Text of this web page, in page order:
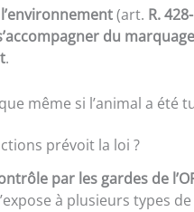
(art. R.
du
.
même si l’animal a été
prévoit la loi ?
par les gardes de
à plusieurs types de